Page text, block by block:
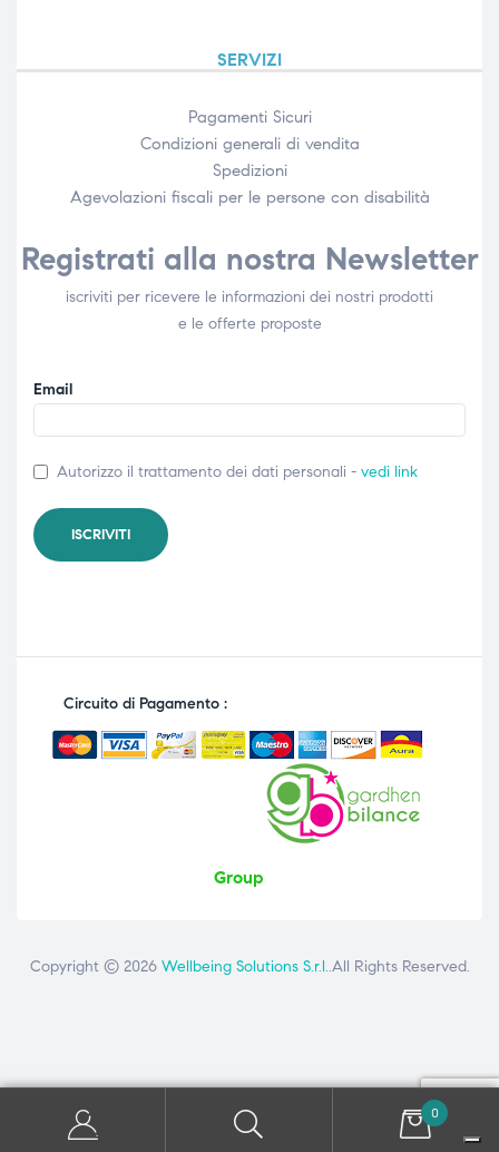
SERVIZI
Pagamenti Sicuri
Condizioni generali di vendita
Spedizioni
Agevolazioni fiscali per le persone con disabilità​
Registrati alla nostra Newsletter
iscriviti per ricevere le informazioni dei nostri prodotti
e le offerte proposte
Email
Autorizzo il trattamento dei dati personali - vedi link
Circuito di Pagamento :
Group
Copyright © 2026 Wellbeing Solutions S.r.l..All Rights Reserved.
0